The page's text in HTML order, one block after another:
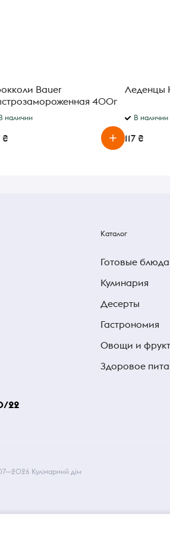
Bauer
400г
наличии
₴
Леденцы
В наличии
117 ₴
22
Каталог
Готовые блюда
Кулинария
Десерты
Гастрономия
Овощи и
Здоровое
Кулінарний дім